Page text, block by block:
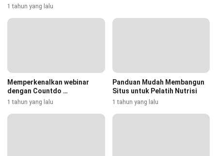
1 tahun yang lalu
Memperkenalkan webinar
dengan Countdo …
1 tahun yang lalu
Panduan Mudah Membangun
Situs untuk Pelatih Nutrisi
1 tahun yang lalu